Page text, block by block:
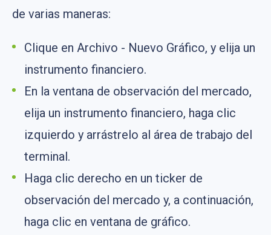
de varias maneras:
Clique en Archivo - Nuevo Gráfico, y elija un
instrumento financiero.
En la ventana de observación del mercado,
elija un instrumento financiero, haga clic
izquierdo y arrástrelo al área de trabajo del
terminal.
Haga clic derecho en un ticker de
observación del mercado y, a continuación,
haga clic en ventana de gráfico.